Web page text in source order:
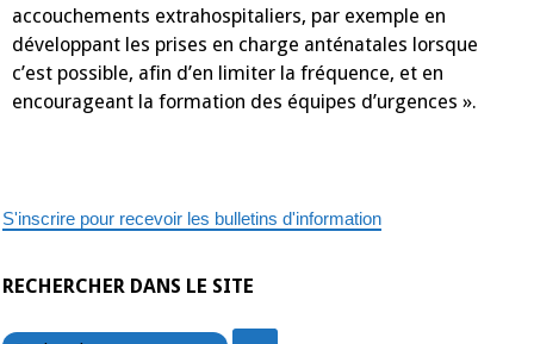
accouchements extrahospitaliers, par exemple en
développant les prises en charge anténatales lorsque
c’est possible, afin d’en limiter la fréquence, et en
encourageant la formation des équipes d’urgences ».
S'inscrire pour recevoir les bulletins d'information
RECHERCHER DANS LE SITE